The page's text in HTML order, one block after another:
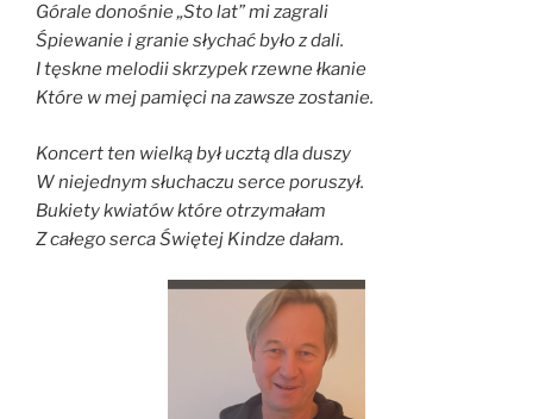
Górale donośnie „Sto lat” mi zagrali
Śpiewanie i granie słychać było z dali.
I tęskne melodii skrzypek rzewne łkanie
Które w mej pamięci na zawsze zostanie.
Koncert ten wielką był ucztą dla duszy
W niejednym słuchaczu serce poruszył.
Bukiety kwiatów które otrzymałam
Z całego serca Świętej Kindze dałam.